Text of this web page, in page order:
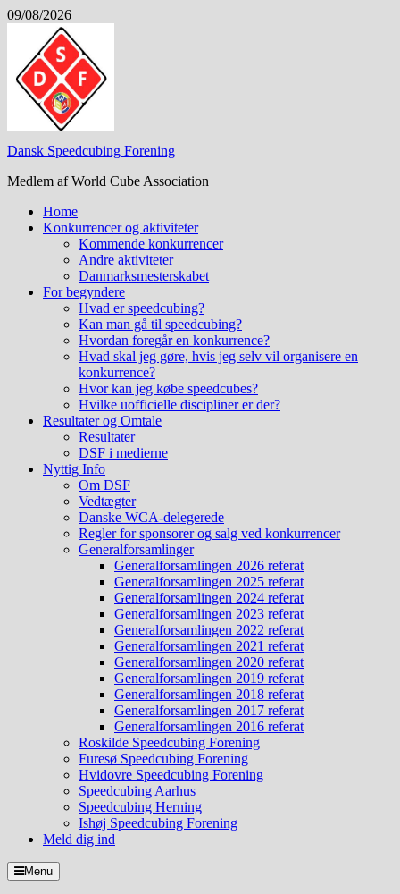
Skip
content
09/08/2026
Dansk Speedcubing Forening
Medlem af World Cube Association
Home
Konkurrencer og aktiviteter
Kommende konkurrencer
Andre aktiviteter
Danmarksmesterskabet
For begyndere
Hvad er speedcubing?
Kan man gå til speedcubing?
Hvordan foregår en konkurrence?
Hvad skal jeg gøre, hvis jeg selv vil organisere en
konkurrence?
Hvor kan jeg købe speedcubes?
Hvilke uofficielle discipliner er der?
Resultater og Omtale
Resultater
DSF i medierne
Nyttig Info
Om DSF
Vedtægter
Danske WCA-delegerede
Regler for sponsorer og salg ved konkurrencer
Generalforsamlinger
Generalforsamlingen 2026 referat
Generalforsamlingen 2025 referat
Generalforsamlingen 2024 referat
Generalforsamlingen 2023 referat
Generalforsamlingen 2022 referat
Generalforsamlingen 2021 referat
Generalforsamlingen 2020 referat
Generalforsamlingen 2019 referat
Generalforsamlingen 2018 referat
Generalforsamlingen 2017 referat
Generalforsamlingen 2016 referat
Roskilde Speedcubing Forening
Furesø Speedcubing Forening
Hvidovre Speedcubing Forening
Speedcubing Aarhus
Speedcubing Herning
Ishøj Speedcubing Forening
Meld dig ind
Menu